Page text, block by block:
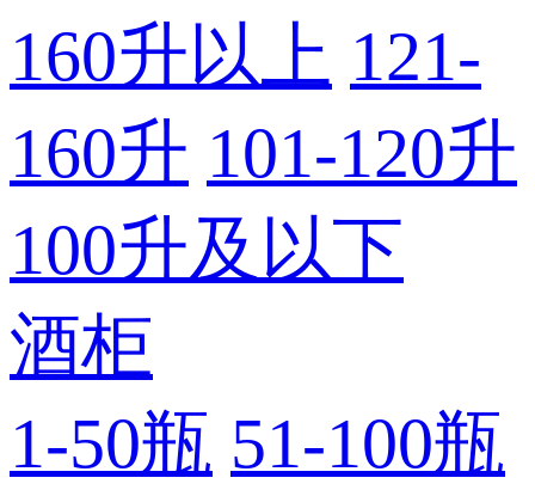
160升以上 121-
160升 101-120升
100升及以下
酒柜
1-50瓶 51-100瓶